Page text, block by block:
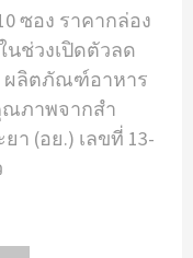
ซอง ราคากล่อง
นช่วงเปิดตัวลด
ผลิตภัณฑ์อาหาร
ณภาพจากสํา
(อย.) เลขที่ 13-